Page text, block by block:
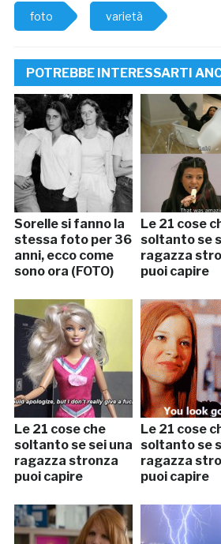
foto varietà
POTREBBE INTERESSARTI
Sorelle si fanno la
stessa foto per 36
anni, ecco come
sono ora (FOTO)
Le 21 cose
soltanto se
ragazza
puoi capire
Le 21 cose che
soltanto se sei una
ragazza stronza
puoi capire
Le 21 cose
soltanto se
ragazza
puoi capire